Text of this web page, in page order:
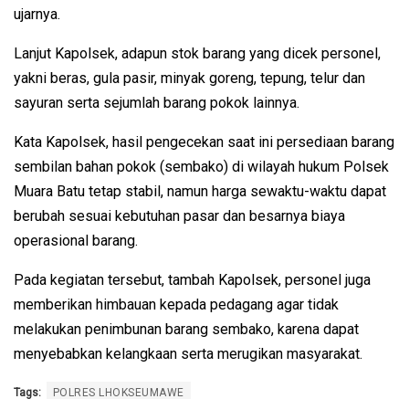
ujarnya.
Lanjut Kapolsek, adapun stok barang yang dicek personel,
yakni beras, gula pasir, minyak goreng, tepung, telur dan
sayuran serta sejumlah barang pokok lainnya.
Kata Kapolsek, hasil pengecekan saat ini persediaan barang
sembilan bahan pokok (sembako) di wilayah hukum Polsek
Muara Batu tetap stabil, namun harga sewaktu-waktu dapat
berubah sesuai kebutuhan pasar dan besarnya biaya
operasional barang.
Pada kegiatan tersebut, tambah Kapolsek, personel juga
memberikan himbauan kepada pedagang agar tidak
melakukan penimbunan barang sembako, karena dapat
menyebabkan kelangkaan serta merugikan masyarakat.
Tags: POLRES LHOKSEUMAWE